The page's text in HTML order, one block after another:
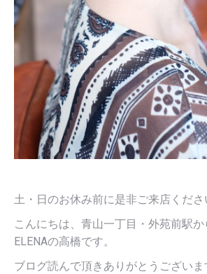
土・日のお休み前に是非ご来店くださ
こんにちは、青山一丁目・外苑前駅
ELENAの高橋です。
ブログ読んで頂きありがとうございま